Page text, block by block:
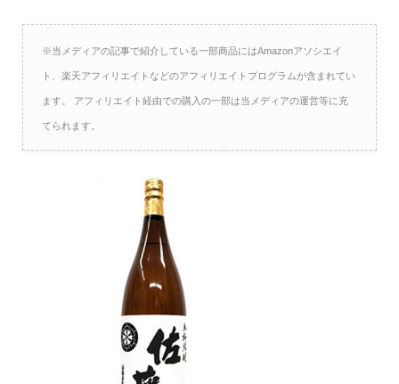
※当メディアの記事で紹介している一部商品にはAmazonアソシエイ
ト、楽天アフィリエイトなどのアフィリエイトプログラムが含まれてい
ます。 アフィリエイト経由での購入の一部は当メディアの運営等に充
てられます。